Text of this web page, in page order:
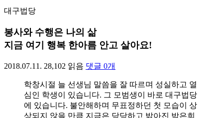
대구법당
봉사와 수행은 나의 삶
지금 여기 행복 한아름 안고 살아요!
2018.07.11. 28,102 읽음 댓글 0개
학창시절 늘 선생님 말씀을 잘 따르며 성실하고 열
심인 학생이 있습니다. 그 모범생이 바로 대구법당
에 있습니다. 불안해하며 무표정하던 첫 모습이 상
상되지 않을 만큼 지금은 당당하고 밝아진 박은희